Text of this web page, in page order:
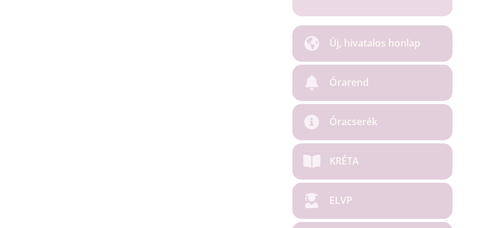
Új, hivatalos honlap
Órarend
Óracserék
KRÉTA
ELVP